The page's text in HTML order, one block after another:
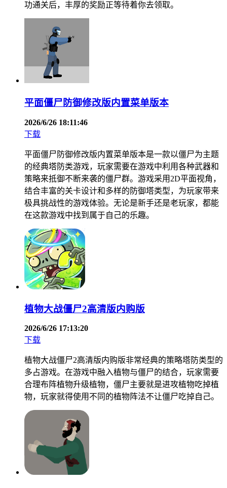
功通关后，丰厚的奖励正等待着你去领取。
平面僵尸防御修改版内置菜单版本
2026/6/26 18:11:46
下载
平面僵尸防御修改版内置菜单版本是一款以僵尸为主题
的经典塔防类游戏，玩家需要在游戏中利用各种武器和
策略来抵御不断来袭的僵尸群。游戏采用2D平面视角，
结合丰富的关卡设计和多样的防御塔类型，为玩家带来
极具挑战性的游戏体验。无论是新手还是老玩家，都能
在这款游戏中找到属于自己的乐趣。
植物大战僵尸2高清版内购版
2026/6/26 17:13:20
下载
植物大战僵尸2高清版内购版非常经典的策略塔防类型的
多占游戏。在游戏中融入植物与僵尸的结合，玩家需要
合理布阵植物升级植物，僵尸主要就是进攻植物吃掉植
物，玩家就得使用不同的植物阵法不让僵尸吃掉自己。